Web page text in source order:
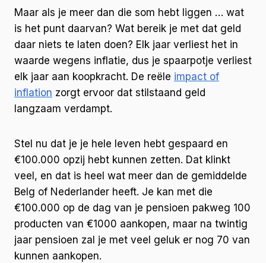
Maar als je meer dan die som hebt liggen … wat
is het punt daarvan? Wat bereik je met dat geld
daar niets te laten doen? Elk jaar verliest het in
waarde wegens inflatie, dus je spaarpotje verliest
elk jaar aan koopkracht. De reële impact of
inflation zorgt ervoor dat stilstaand geld
langzaam verdampt.
Stel nu dat je je hele leven hebt gespaard en
€100.000 opzij hebt kunnen zetten. Dat klinkt
veel, en dat is heel wat meer dan de gemiddelde
Belg of Nederlander heeft. Je kan met die
€100.000 op de dag van je pensioen pakweg 100
producten van €1000 aankopen, maar na twintig
jaar pensioen zal je met veel geluk er nog 70 van
kunnen aankopen.